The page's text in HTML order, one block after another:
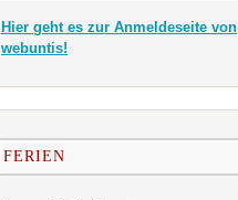
Hier geht es zur Anmeldeseite von
webuntis!
FERIEN